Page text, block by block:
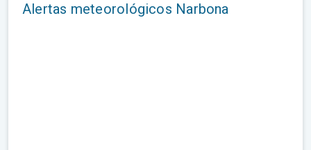
Alertas meteorológicos Narbona